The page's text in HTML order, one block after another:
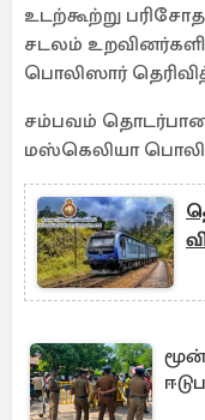
உடற்கூற்று
சடலம்
பொலிஸார்
சம்பவம்
மஸ்கெலியா